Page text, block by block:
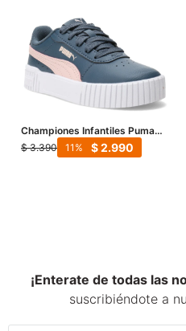
Championes Infantiles Puma
Carina 2.0 - Azul Petroleo -
$ 3.390 $2.990
11
¡Enterate de todas las
suscribiéndote a